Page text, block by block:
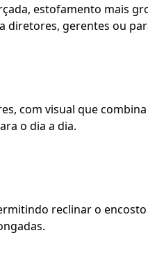
estofamento mais
gerentes ou
com visual que
o dia a dia.
reclinar o